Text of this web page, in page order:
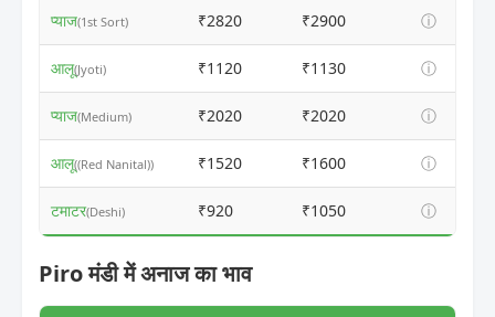
प्याज(1st Sort) ₹2820 ₹2900 ⓘ
आलू(Jyoti) ₹1120 ₹1130 ⓘ
प्याज(Medium) ₹2020 ₹2020 ⓘ
आलू((Red Nanital)) ₹1520 ₹1600 ⓘ
टमाटर(Deshi) ₹920 ₹1050 ⓘ
Piro मंडी में अनाज का भाव